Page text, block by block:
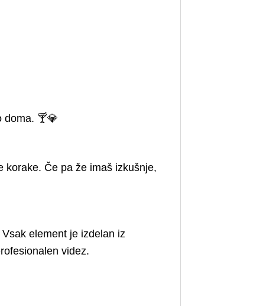
doma. 🍸💎
korake. Če pa že imaš izkušnje,
element je izdelan iz
videz.